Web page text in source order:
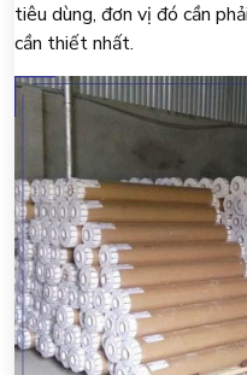
tiêu dùng, đơn vị đó cần
cần thiết nhất.